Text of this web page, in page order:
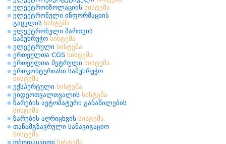
ელექტროიზოლაციის სისტემა
ელექტრონული ინფორმაციის
გაცვლის სისტემა
ელექტრონული მართვის
სამუხრუჭო სისტემა
ელექტრული სისტემა
ერთეულთა CGS სისტემა
ერთეულთა მეტრული სისტემა
ერთკონტურიანი სამუხრუჭო
სისტემა
ექსპერტული სისტემა
ვიდეოთვალთვალის სისტემა
ზარების ავტომატური განაწილების
სისტემა
ზარების აღრიცხვის სისტემა
თანამგზავრული სანავიგაციო
სისტემა
თბოდაცვითი სისტემა